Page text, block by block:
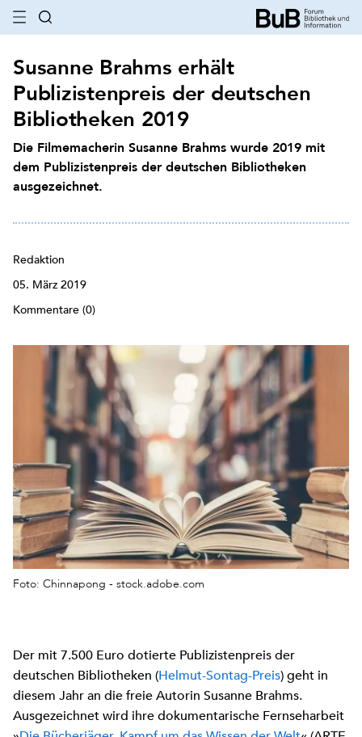
Susanne Brahms erhält
Publizistenpreis der deutschen
Bibliotheken 2019
Die Filmemacherin Susanne Brahms wurde 2019 mit
dem Publizistenpreis der deutschen Bibliotheken
ausgezeichnet.
Redaktion
05. März 2019
Kommentare (0)
Foto: Chinnapong - stock.adobe.com
Der mit 7.500 Euro dotierte Publizistenpreis der
deutschen Bibliotheken (Helmut-Sontag-Preis) geht in
diesem Jahr an die freie Autorin Susanne Brahms.
Ausgezeichnet wird ihre dokumentarische Fernseharbeit